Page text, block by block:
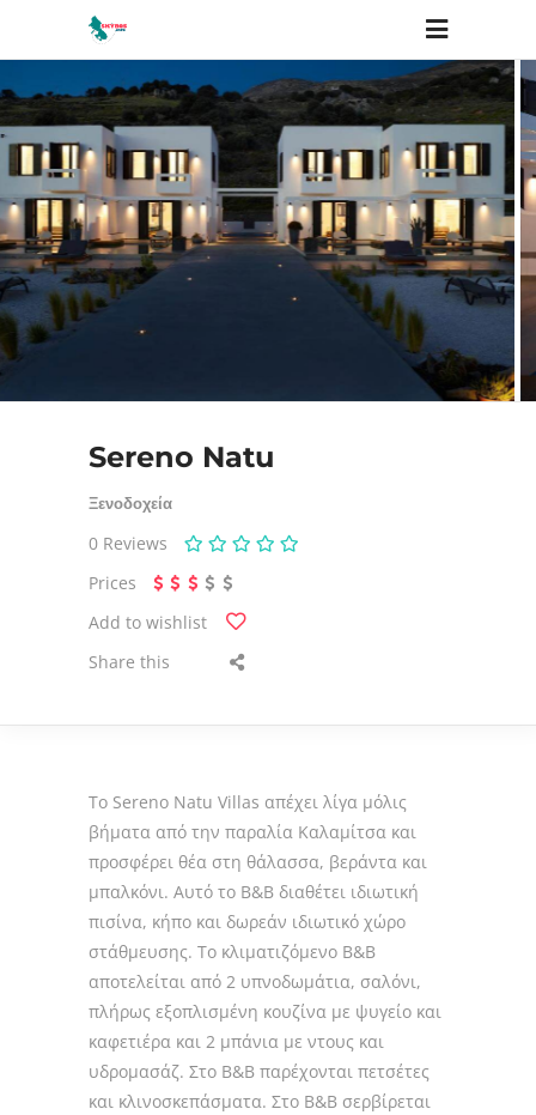
Sereno Natu
Ξενοδοχεία
0 Reviews
Prices
Add to wishlist
Share this
Το Sereno Natu Villas απέχει λίγα μόλις
βήματα από την παραλία Καλαμίτσα και
προσφέρει θέα στη θάλασσα, βεράντα και
μπαλκόνι. Αυτό το B&B διαθέτει ιδιωτική
πισίνα, κήπο και δωρεάν ιδιωτικό χώρο
στάθμευσης. Το κλιματιζόμενο B&B
αποτελείται από 2 υπνοδωμάτια, σαλόνι,
πλήρως εξοπλισμένη κουζίνα με ψυγείο και
καφετιέρα και 2 μπάνια με ντους και
υδρομασάζ. Στο B&B παρέχονται πετσέτες
και κλινοσκεπάσματα. Στο B&B σερβίρεται